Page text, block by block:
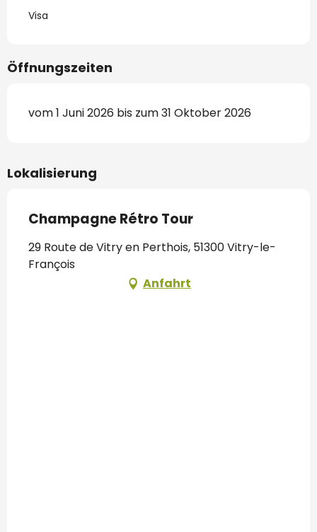
Visa
Öffnungszeiten
vom 1 Juni 2026 bis zum 31 Oktober 2026
Lokalisierung
Champagne Rétro Tour
29 Route de Vitry en Perthois, 51300 Vitry-le-
François
Anfahrt